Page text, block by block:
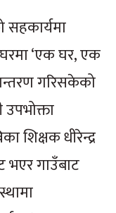
सहकार्यमा
‘एक घर, एक
गरिसकेको
शिक्षक धीरेन्द्र
भएर गाउँबाट